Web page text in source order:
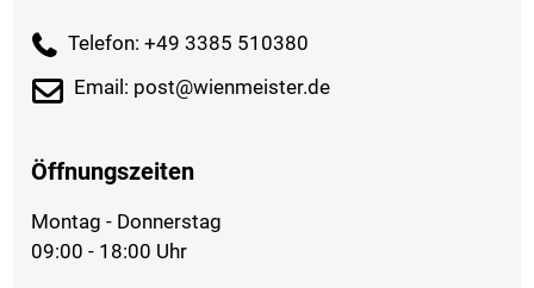
Telefon: +49 3385 510380
Email: post@wienmeister.de
Öffnungszeiten
Montag - Donnerstag
09:00 - 18:00 Uhr